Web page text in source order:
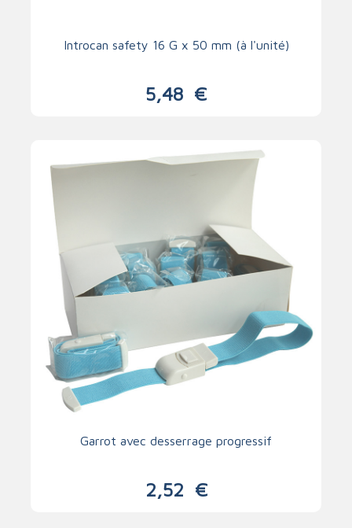
Introcan safety 16 G x 50 mm (à l'unité)
5,48 €
Garrot avec desserrage progressif
2,52 €